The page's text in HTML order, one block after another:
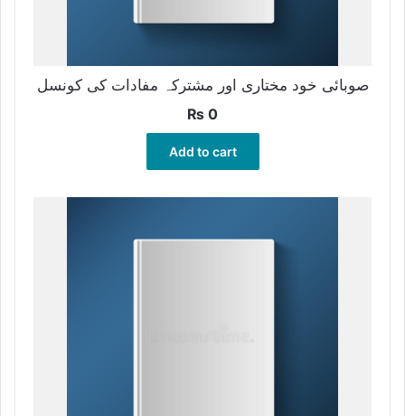
صوبائی خود مختاری اور مشترکہ مفادات کی کونسل
₨ 0
Add to cart